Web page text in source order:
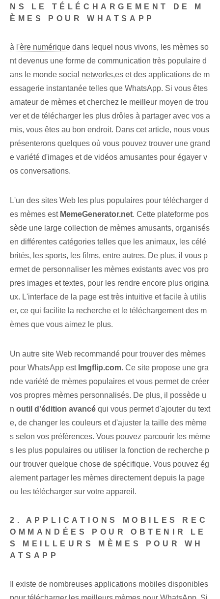
NS LE TÉLÉCHARGEMENT DE M
ÈMES POUR WHATSAPP
à l'ère numérique dans lequel nous vivons, les mèmes so
nt devenus une forme de communication très populaire d
ans le monde social networks,es et des applications de m
essagerie instantanée telles que WhatsApp. Si vous êtes
amateur de mèmes et cherchez le meilleur moyen de trou
ver et de télécharger les plus drôles à partager avec vos a
mis, vous êtes au bon endroit. Dans cet article, nous vous
présenterons quelques où vous pouvez trouver une grand
e variété d'images et de vidéos amusantes pour égayer v
os conversations.
L'un des sites Web les plus populaires pour télécharger d
es mèmes est MemeGenerator.net. Cette plateforme pos
sède une large collection de mèmes amusants, organisés
en différentes catégories telles que les animaux, les célé
brités, les sports, les films, entre autres. De plus, il vous p
ermet de personnaliser les mèmes existants avec vos pro
pres images et textes, pour les rendre encore plus origina
ux. L'interface de la page est très intuitive et facile à utilis
er, ce qui facilite la recherche et le téléchargement des m
èmes que vous aimez le plus.
Un autre site Web recommandé pour trouver des mèmes
pour WhatsApp est Imgflip.com. Ce site propose une gra
nde variété de mèmes populaires et vous permet de créer
vos propres mèmes personnalisés. De plus, il possède u
n outil d'édition avancé qui vous permet d'ajouter du text
e, de changer les couleurs et d'ajuster la taille des mème
s selon vos préférences. Vous pouvez parcourir les mème
s les plus populaires ou utiliser la fonction de recherche p
our trouver quelque chose de spécifique. Vous pouvez ég
alement partager les mèmes directement depuis la page
ou les télécharger sur votre appareil.
2. APPLICATIONS MOBILES REC
OMMANDÉES POUR OBTENIR LE
S MEILLEURS MÈMES POUR WH
ATSAPP
Il existe de nombreuses applications mobiles disponibles